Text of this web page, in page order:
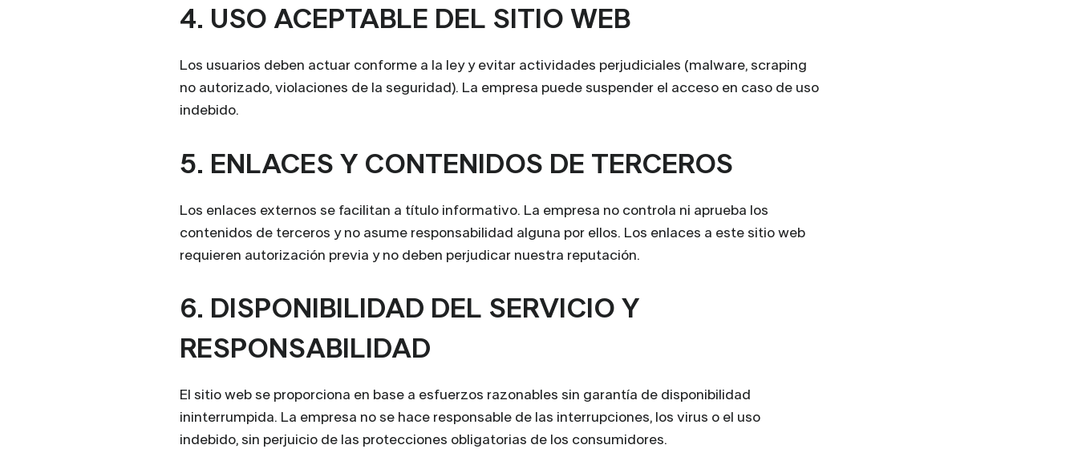
4. USO ACEPTABLE DEL SITIO WEB
Los usuarios deben actuar conforme a la ley y evitar actividades perjudiciales (malware, scraping
no autorizado, violaciones de la seguridad). La empresa puede suspender el acceso en caso de uso
indebido.
5. ENLACES Y CONTENIDOS DE TERCEROS
Los enlaces externos se facilitan a título informativo. La empresa no controla ni aprueba los
contenidos de terceros y no asume responsabilidad alguna por ellos. Los enlaces a este sitio web
requieren autorización previa y no deben perjudicar nuestra reputación.
6. DISPONIBILIDAD DEL SERVICIO Y
RESPONSABILIDAD
El sitio web se proporciona en base a esfuerzos razonables sin garantía de disponibilidad
ininterrumpida. La empresa no se hace responsable de las interrupciones, los virus o el uso
indebido, sin perjuicio de las protecciones obligatorias de los consumidores.